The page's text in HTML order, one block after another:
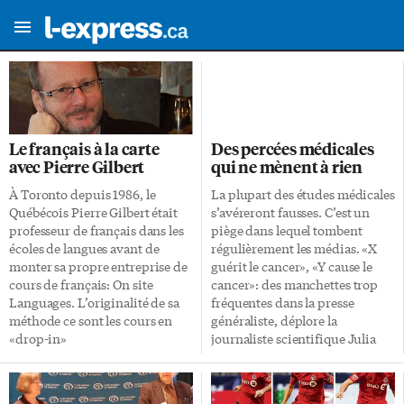
Le français à la carte
avec Pierre Gilbert
À Toronto depuis 1986, le
Québécois Pierre Gilbert était
professeur de français dans les
écoles de langues avant de
monter sa propre entreprise de
cours de français: On site
Languages. L’originalité de sa
méthode ce sont les cours en
«drop-in»
(www.meetup.com/frenchlesson).
Le principe: chaque semaine,
dans les locaux de Global
Des percées médicales
qui ne mènent à rien
La plupart des études médicales
s’avéreront fausses. C’est un
piège dans lequel tombent
régulièrement les médias. «X
guérit le cancer», «Y cause le
cancer»: des manchettes trop
fréquentes dans la presse
généraliste, déplore la
journaliste scientifique Julia
entre autres qu’en 2003,
l’American Journal of Medicine